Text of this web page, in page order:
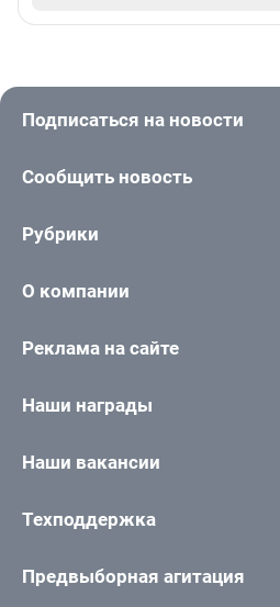
Подписаться на новости
Сообщить новость
Рубрики
О компании
Реклама на сайте
Наши награды
Наши вакансии
Техподдержка
Предвыборная агитация